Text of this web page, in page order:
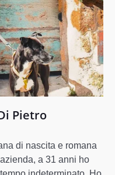
Pietro
di nascita e romana
a 31 anni ho